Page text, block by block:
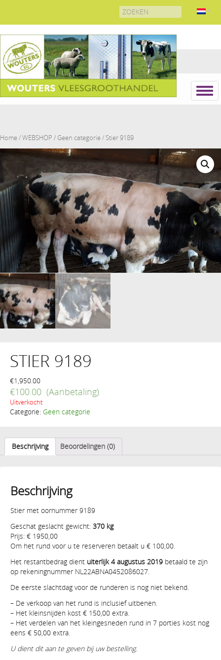
Search
for:
Home/WEBSHOP / Geen categorie/ Stier 9189
STIER 9189
€1,950.00
€100.00
Uitverkocht
Categorie: Geen categorie
Beschrijving Beoordelingen (0)
Beschrijving
Stier met oornummer 9189
Geschat geslacht gewicht: 370 kg
Prijs: € 1950,00
Om het rund voor u te reserveren betaalt u € 100,00.
Het restantbedrag dient uiterlijk 4 augustus 2019 betaald te zijn
op rekeningnummer NL22ABNA0452086027.
De eerste slachtdag voor de runderen is nog niet bekend.
– De verkoop van het rund is inclusief uitbenen.
– Het kleinsnijden kost € 150,00 extra.
– Het verdelen van het kleingesneden rund in 7 porties kost nog
eens € 50,00 extra.
U dient dit aan te geven bij uw bestelling.